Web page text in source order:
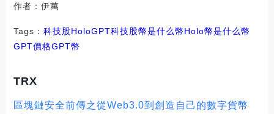
作者：伊萬
Tags： 科技股HoloGPT科技股幣是什么幣Holo幣是什么幣
GPT價格GPT幣
TRX
區塊鏈安全前傳之從Web3.0到創造自己的數字貨幣